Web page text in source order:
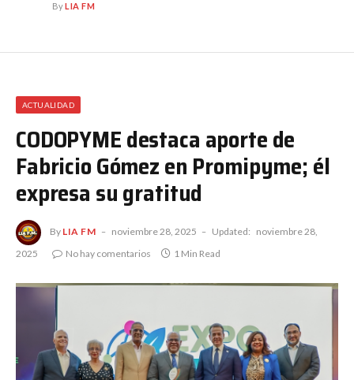
ByLIA FM
ACTUALIDAD
CODOPYME destaca aporte de
Fabricio Gómez en Promipyme; él
expresa su gratitud
By LIA FM noviembre 28, 2025 Updated: noviembre 28,
2025
No hay comentarios 1 Min Read